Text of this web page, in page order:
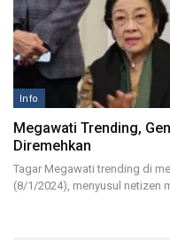
Info
Megawati Trending,
Diremehkan
Tagar Megawati trending di
(8/1/2024), menyusul netizen